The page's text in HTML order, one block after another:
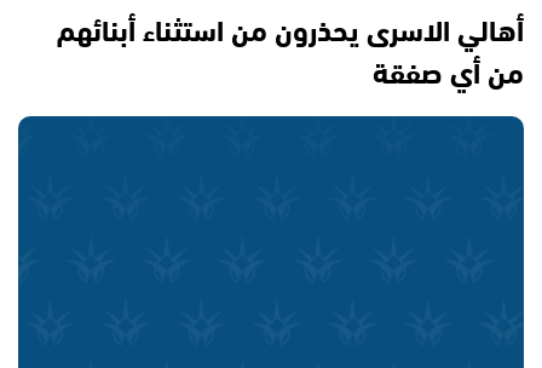
أهالي الاسرى يحذرون من استثناء أبنائهم
من أي صفقة